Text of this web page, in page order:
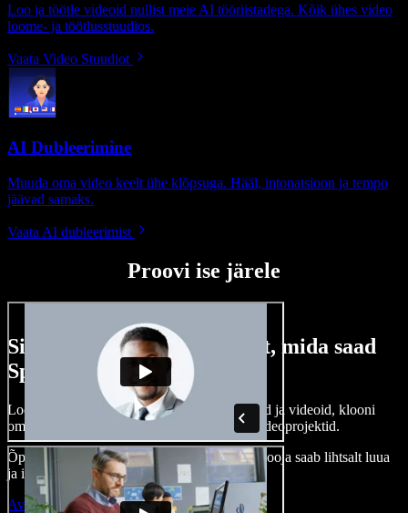
Loo ja töötle videoid nullist meie AI tööriistadega. Kõik ühes video
loome- ja töötlusstuudios.
Vaata Video Stuudiot
AI Dubleerimine
Muuda oma video keelt ühe klõpsuga. Hääl, intonatsioon ja tempo
jäävad samaks.
Vaata AI dubleerimist
Proovi ise järele
Siin on vaid väike osa sellest, mida saad
Speechify Studioga teha.
Loo voice-over’eid, kasuta tasuta pilte, helisid ja videoid, klooni
oma häält ja pane kokku terviklikud audio-videoprojektid.
Õppimiskõver puudub, kõik töötab veebis – looja saab lihtsalt luua
ja ideed kiiresti ellu viia.
Ava Studio